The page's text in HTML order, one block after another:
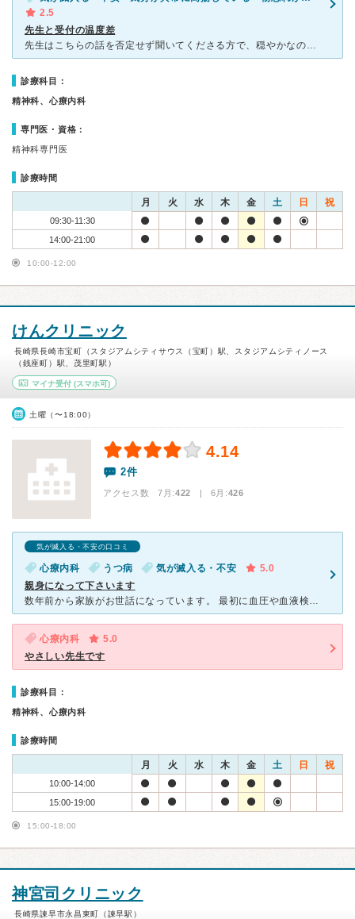
2.5
先生と受付の温度差
先生はこちらの話を否定せず聞いてくださる方で、穏やかなので相談しやすい。先生の人柄もあり待ち時間は多少あっても苦にはならない。 毎回細かに診察出来ない事は、承知しているし、時々診察室から帰る際に
診療科目：
精神科、心療内科
専門医・資格：
精神科専門医
診療時間
月 火 水 木 金 土 日 祝
09:30-11:30
14:00-21:00
10:00-12:00
けんクリニック
長崎県長崎市宝町（スタジアムシティサウス（宝町）駅、スタジアムシティノース
（銭座町）駅、茂里町駅）
マイナ受付 (スマホ可)
土曜（〜18:00）
4.14
2件
アクセス数 7月:422 | 6月:426
気が滅入る・不安の口コミ
心療内科 うつ病 気が滅入る・不安
5.0
親身になって下さいます
数年前から家族がお世話になっています。 最初に血圧や血液検査などして長時間かけて診てくれました。 心療内科で血液検査するんですね、安心しました。 有難いと感じました。 お薬のことがあるからでし
心療内科
5.0
やさしい先生です
診療科目：
精神科、心療内科
診療時間
月 火 水 木 金 土 日 祝
10:00-14:00
15:00-19:00
15:00-18:00
神宮司クリニック
長崎県諫早市永昌東町（諫早駅）